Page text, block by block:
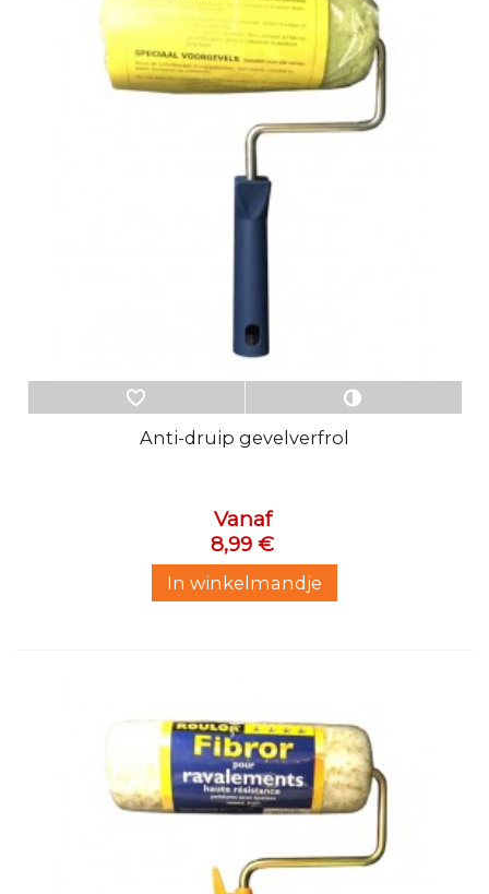
Anti-druip gevelverfrol
Vanaf
8,99 €
In winkelmandje